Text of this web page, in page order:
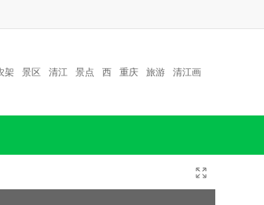
架 景区 清江 景点 西 重庆 旅游 清江画